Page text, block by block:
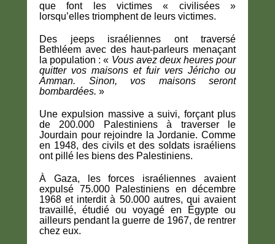
que font les victimes « civilisées »
lorsqu’elles triomphent de leurs victimes.
Des jeeps israéliennes ont traversé
Bethléem avec des haut-parleurs menaçant
la population : « Vous avez deux heures pour
quitter vos maisons et fuir vers Jéricho ou
Amman. Sinon, vos maisons seront
bombardées. »
Une expulsion massive a suivi, forçant plus
de 200.000 Palestiniens à traverser le
Jourdain pour rejoindre la Jordanie. Comme
en 1948, des civils et des soldats israéliens
ont pillé les biens des Palestiniens.
À Gaza, les forces israéliennes avaient
expulsé 75.000 Palestiniens en décembre
1968 et interdit à 50.000 autres, qui avaient
travaillé, étudié ou voyagé en Égypte ou
ailleurs pendant la guerre de 1967, de rentrer
chez eux.